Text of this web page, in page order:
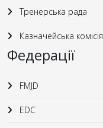
Тренерська рада
Казначейська комісія
Федерації
FMJD
EDC